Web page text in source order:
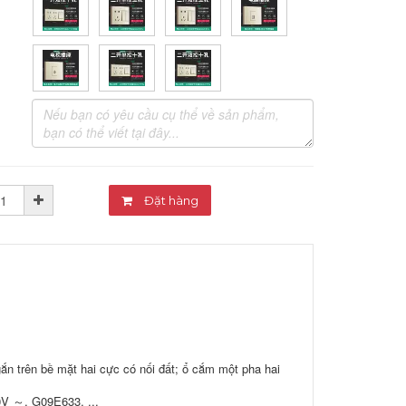
Đặt hàng
trên bề mặt hai cực có nối đất; ổ cắm một pha hai
～, G09E633, ...